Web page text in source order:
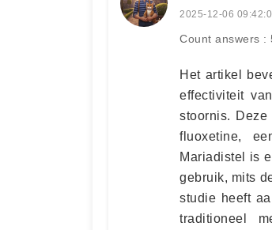
2025-12-06
Count answers :
Het artikel
effectiviteit
stoornis.
fluoxetine,
Mariadistel is
gebruik, mits
studie heeft
traditioneel